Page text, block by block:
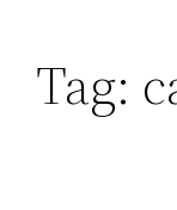
Tag: